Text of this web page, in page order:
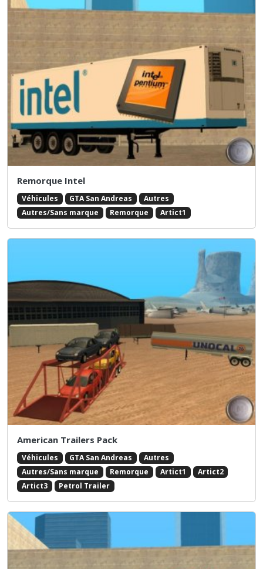
Remorque Intel
Véhicules GTA San Andreas
Autres
Autres/Sans marque
Remorque Artict1
American Trailers Pack
Véhicules GTA San Andreas
Autres
Autres/Sans marque
Remorque Artict1
Artict2
Artict3
Petrol Trailer